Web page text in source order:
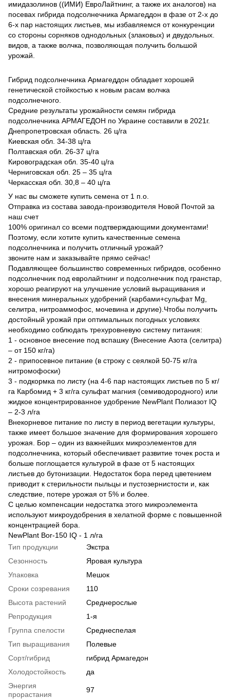
имидазолинов ((ИМИ) ЕвроЛайтнинг, а также их аналогов) на
посевах гибрида подсолнечника Армагеддон в фазе от 2-х до
6-х пар настоящих листьев, мы избавляемся от конкуренции
со стороны сорняков однодольных (злаковых) и двудольных.
видов, а также волчка, позволяющая получить большой
урожай.
Гибрид подсолнечника Армагеддон обладает хорошей
генетической стойкостью к новым расам волчка
подсолнечного.
Средние результаты урожайности семян гибрида
подсолнечника АРМАГЕДОН по Украине составили в 2021г.
Днепропетровская область. 26 ц/га
Киевская обл. 34-38 ц/га
Полтавская обл. 26-37 ц/га
Кировоградская обл. 35-40 ц/га
Черниговская обл. 25 – 35 ц/га
Черкасская обл. 30,8 – 40 ц/га
У нас вы сможете купить семена от 1 п.о.
Отправка из состава завода-производителя Новой Почтой за
наш счет
100% оригинал со всеми подтверждающими документами!
Поэтому, если хотите купить качественные семена
подсолнечника и получить отличный урожай?
звоните нам и заказывайте прямо сейчас!
Подавляющее большинство современных гибридов, особенно
подсолнечник под евролайтнинг и подсолнечник под гранстар,
хорошо реагируют на улучшение условий выращивания и
внесения минеральных удобрений (карбами+сульфат Mg,
селитра, нитроаммофос, мочевина и другие).Чтобы получить
достойный урожай при оптимальных погодных условиях
необходимо соблюдать трехуровневую систему питания:
1 - основное внесение под вспашку (Внесение Азота (селитра)
– от 150 кг/га)
2 - припосевное питание (в строку с сеялкой 50-75 кг/га
нитромофоски)
3 - подкормка по листу (на 4-6 пар настоящих листьев по 5 кг/
га Карбомид + 3 кг/га сульфат магния (семиводородного) или
жидкое концентрированное удобрение NewPlant Полиазот IQ
– 2-3 л/га
Внекорневое питание по листу в период вегетации культуры,
также имеет большое значение для формирования хорошего
урожая. Бор – один из важнейших микроэлементов для
подсолнечника, который обеспечивает развитие точек роста и
больше поглощается культурой в фазе от 5 настоящих
листьев до бутонизации. Недостаток бора перед цветением
приводит к стерильности пыльцы и пустозернистости и, как
следствие, потере урожая от 5% и более.
С целью компенсации недостатка этого микроэлемента
используют микроудобрения в хелатной форме с повышенной
концентрацией бора.
NewPlant Bor-150 IQ - 1 л/га
Тип продукции
Экстра
Сезонность
Яровая культура
Упаковка
Мешок
Сроки созревания
110
Высота растений
Среднерослые
Репродукция
1-я
Группа спелости
Среднеспелая
Тип выращивания
Полевые
Сорт/гибрид
гибрид Армагедон
Холодостойкость
да
Энергия
прорастания
97